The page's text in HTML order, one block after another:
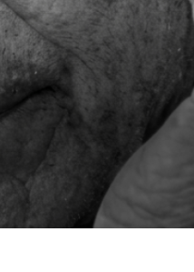
/ Host